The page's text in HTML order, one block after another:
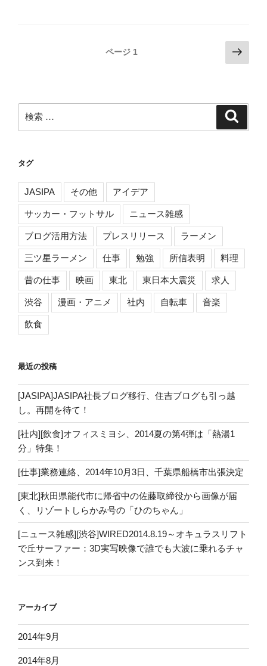
ゲ
ー
ョ
ン
ページ 1
次
の
ジ
検
索:
タグ
JASIPA その他 アイデア
サッカー・フットサル ニュース雑感
ブログ活用方法 プレスリリース ラーメン
三ツ星ラーメン 仕事 勉強 所信表明 料理
昔の仕事 映画 東北 東日本大震災 求人
渋谷 漫画・アニメ 社内 自転車 音楽
飲食
最近の投稿
[JASIPA]JASIPA社長ブログ移行、住吉ブログも引っ越
し。再開を待て！
[社内][飲食]オフィスミヨシ、2014夏の第4弾は「熱湯1
分」特集！
[仕事]業務連絡、2014年10月3日、千葉県船橋市出張決定
[東北]秋田県能代市に帰省中の佐藤取締役から画像が届
く、リゾートしらかみ号の「ひのちゃん」
[ニュース雑感][渋谷]WIRED2014.8.19～オキュラスリフト
で丘サーファー：3D実写映像で誰でも大波に乗れるチャ
ンス到来！
アーカイブ
2014年9月
2014年8月